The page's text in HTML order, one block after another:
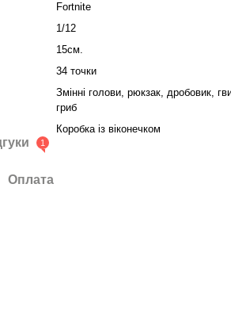
Fortnite
1/12
15см.
34 точки
Змінні голови, рюкзак, дробовик,
гриб
Коробка із віконечком
1
Оплата